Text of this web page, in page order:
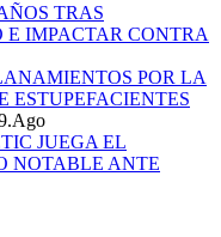
TRAS
E IMPACTAR CONTRA
POR LA
ESTUPEFACIENTES
JUEGA EL
NOTABLE ANTE